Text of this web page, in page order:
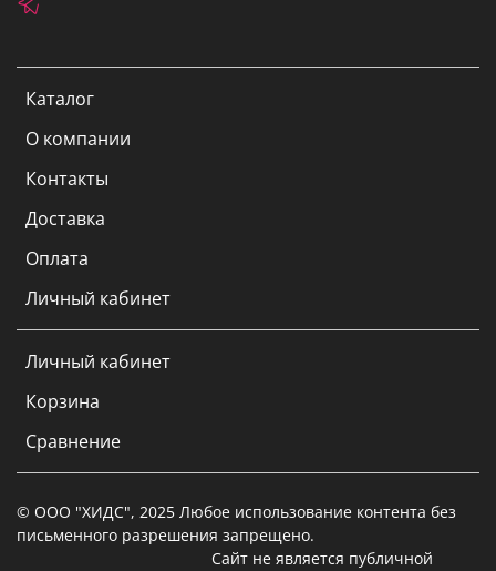
Каталог
О компании
Контакты
Доставка
Оплата
Личный кабинет
Личный кабинет
Корзина
Сравнение
© ООО "ХИДС", 2025 Любое использование контента без
письменного разрешения запрещено.
Сайт не является публичной